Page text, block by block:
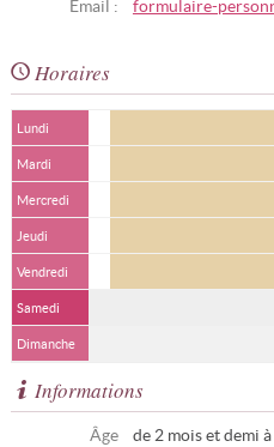
Email : formulaire-
Horaires
Lundi
Mardi
Mercredi
Jeudi
Vendredi
Samedi
Dimanche
Informations
Âge
de 2 mois et demi à